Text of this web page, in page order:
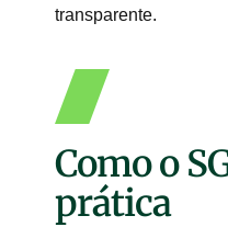
transparente.
Como o
prática